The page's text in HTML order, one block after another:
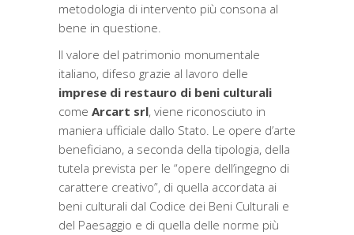
metodologia di intervento più consona al
bene in questione.
Il valore del patrimonio monumentale
italiano, difeso grazie al lavoro delle
imprese di restauro di beni culturali
come Arcart srl, viene riconosciuto in
maniera ufficiale dallo Stato. Le opere d’arte
beneficiano, a seconda della tipologia, della
tutela prevista per le “opere dell’ingegno di
carattere creativo”, di quella accordata ai
beni culturali dal Codice dei Beni Culturali e
del Paesaggio e di quella delle norme più